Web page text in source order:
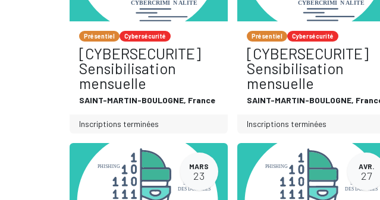
Présentiel Cybersécurité
[CYBERSECURITE]
Sensibilisation
mensuelle
SAINT-MARTIN-BOULOGNE, France
Inscriptions terminées
Présentiel Cybersécurité
[CYBERSECURITE]
Sensibilisation
mensuelle
SAINT-MARTIN-BOULOGNE,
Inscriptions terminées
MARS
23
AVR.
27